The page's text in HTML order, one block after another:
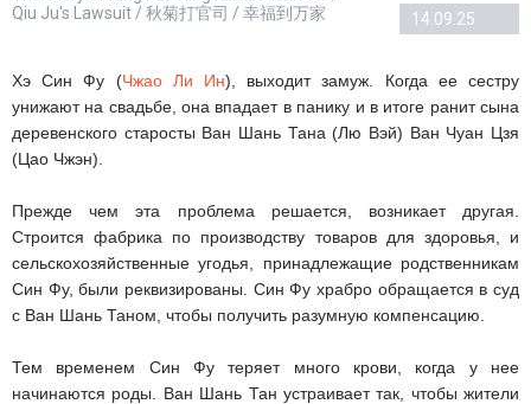
Qiu Ju's Lawsuit / 秋菊打官司 / 幸福到万家
14.09.25
Хэ Син Фу (Чжао Ли Ин), выходит замуж. Когда ее сестру
унижают на свадьбе, она впадает в панику и в итоге ранит сына
деревенского старосты Ван Шань Тана (Лю Вэй) Ван Чуан Цзя
(Цао Чжэн).
Прежде чем эта проблема решается, возникает другая.
Строится фабрика по производству товаров для здоровья, и
сельскохозяйственные угодья, принадлежащие родственникам
Син Фу, были реквизированы. Син Фу храбро обращается в суд
с Ван Шань Таном, чтобы получить разумную компенсацию.
Тем временем Син Фу теряет много крови, когда у нее
начинаются роды. Ван Шань Тан устраивает так, чтобы жители